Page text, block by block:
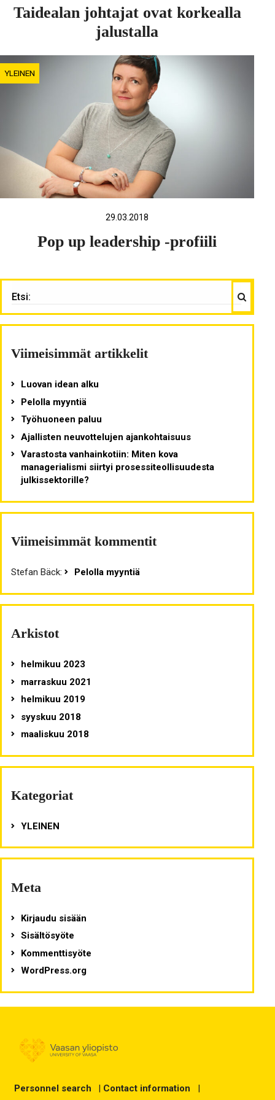
Taidealan johtajat ovat korkealla
jalustalla
YLEINEN
29.03.2018
Pop up leadership -profiili
Haku
Viimeisimmät artikkelit
Luovan idean alku
Pelolla myyntiä
Työhuoneen paluu
Ajallisten neuvottelujen ajankohtaisuus
Varastosta vanhainkotiin: Miten kova
managerialismi siirtyi prosessiteollisuudesta
julkissektorille?
Viimeisimmät kommentit
Stefan Bäck: Pelolla myyntiä
Arkistot
helmikuu 2023
marraskuu 2021
helmikuu 2019
syyskuu 2018
maaliskuu 2018
Kategoriat
YLEINEN
Meta
Kirjaudu sisään
Sisältösyöte
Kommenttisyöte
WordPress.org
Personnel search | Contact information |